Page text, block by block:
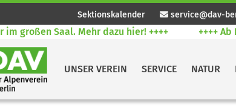
Sektionskalender service@dav-
großen Saal. Mehr dazu hier! ++++ ++++
UNSER VEREIN SERVICE NATUR